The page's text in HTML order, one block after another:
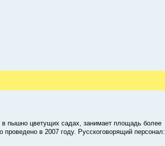
в пышно цветущих садах, занимает площадь более
в 2007 году. Русскоговорящий персонал: